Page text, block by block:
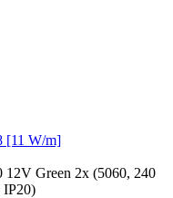
[11 W/m]
12V Green 2x (5060, 240